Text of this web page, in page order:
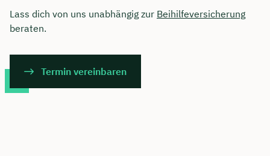
Lass dich von uns unabhängig zur Beihilfeversicherung
beraten.
Termin vereinbaren